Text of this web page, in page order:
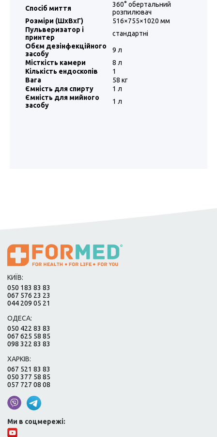
Спосіб миття
360° обертальний
розпилювач
Розміри (ШxВxГ)
516×755×1020 мм
Пульверизатор і
принтер
стандартні
Обєм дезінфекційного
засобу
9 л
Місткість камери
8 л
Кількість ендоскопів
1
Вага
58 кг
Ємність для спирту
1 л
Ємність для мийного
засобу
1 л
КИЇВ:
050 183 83 83
067 576 23 23
044 209 05 21
ОДЕСА:
050 422 83 83
067 625 58 85
098 322 83 83
ХАРКІВ:
067 521 83 83
050 377 58 85
057 727 08 08
Ми в соцмережі: